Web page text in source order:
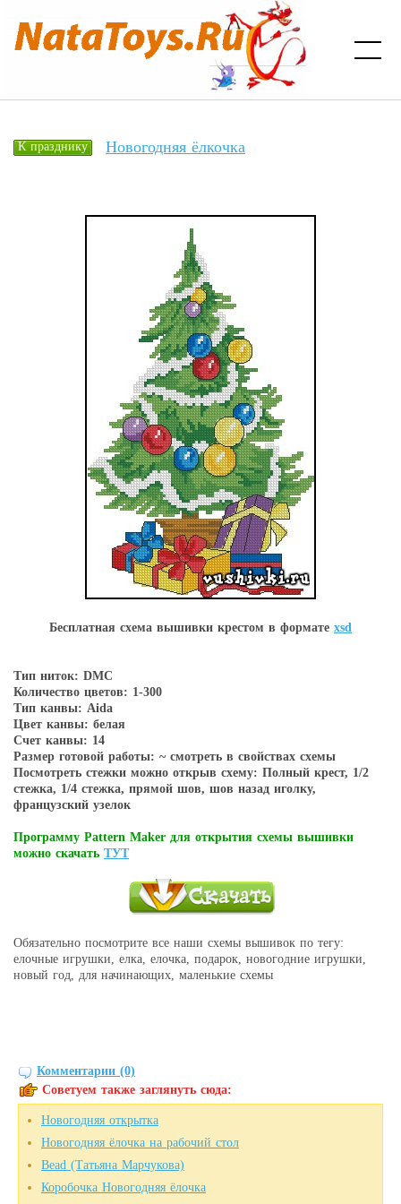
К празднику Новогодняя ёлкочка
Бесплатная схема вышивки крестом в форматe xsd
Тип ниток: DMC
Количество цветов: 1-300
Тип канвы: Aida
Цвет канвы: белая
Счет канвы: 14
Размер готовой работы: ~ смотреть в свойствах схемы
Посмотреть стежки можно открыв схему: Полный крест, 1/2
стежка, 1/4 стежка, прямой шов, шов назад иголку,
французский узелок
Программу Pattern Maker для открытия схемы вышивки
можно скачать ТУТ
Обязательно посмотрите все наши схемы вышивок по тегу:
елочные игрушки, елка, елочка, подарок, новогодние игрушки,
новый год, для начинающих, маленькие схемы
Комментарии (0)
Советуем также заглянуть сюда:
Новогодняя открытка
Новогодняя ёлочка на рабочий стол
Bead (Татьяна Марчукова)
Коробочка Новогодняя ёлочка